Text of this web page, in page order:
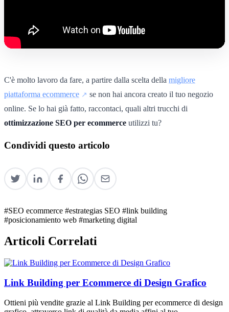
C'è molto lavoro da fare, a partire dalla scelta della migliore
piattaforma ecommerce
se non hai ancora creato il tuo negozio
online. Se lo hai già fatto, raccontaci, quali altri trucchi di
ottimizzazione SEO per ecommerce utilizzi tu?
Condividi questo articolo
#SEO ecommerce #estrategias SEO #link building
#posicionamiento web #marketing digital
Articoli Correlati
Link Building per Ecommerce di Design Grafico
Ottieni più vendite grazie al Link Building per ecommerce di design